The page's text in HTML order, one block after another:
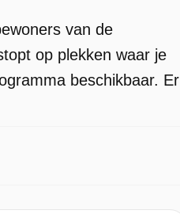
van de
op plekken waar je
beschikbaar. Er